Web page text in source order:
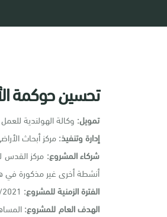
تحسين حوكمة
تمويل: وكالة الهولندية
إدارة وتنفيذ:مركز أبحاث
شركاء المشروع: مركز القدس
أنشطة أخرى غير مذكورة في
الفترة الزمنية للمشروع: 06/2026
الهدف العام للمشروع: